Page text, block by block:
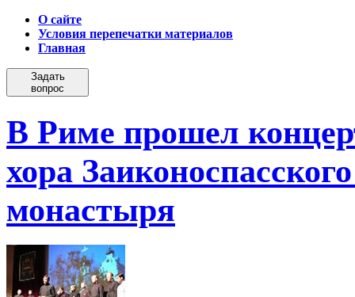
О сайте
Условия перепечатки материалов
Главная
Задать
вопрос
В Риме прошел
хора
монастыря